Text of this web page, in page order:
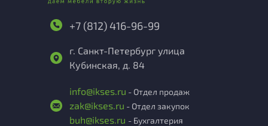
+7 (812) 416-96-99
г. Санкт-Петербург улица
Кубинская, д. 84
info@ikses.ru - Отдел продаж
zak@ikses.ru - Отдел закупок
buh@ikses.ru - Бухгалтерия